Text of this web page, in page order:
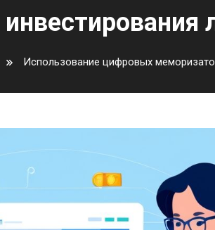
инвестирования
Использование цифровых